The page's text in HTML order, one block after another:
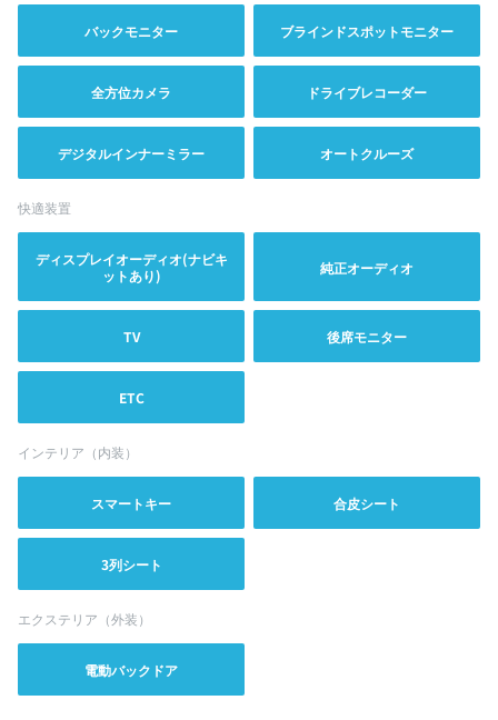
バックモニター ブラインドスポットモニター
全方位カメラ ドライブレコーダー
デジタルインナーミラー オートクルーズ
快適装置
ディスプレイオーディオ(ナビキ
ットあり)
純正オーディオ
TV 後席モニター
ETC
インテリア（内装）
スマートキー 合皮シート
3列シート
エクステリア（外装）
電動バックドア